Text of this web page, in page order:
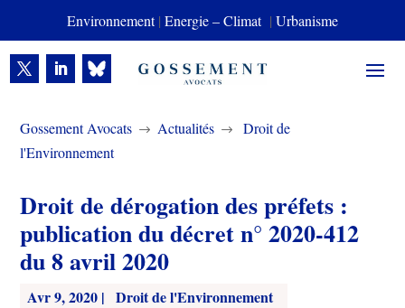
Environnement| Energie – Climat | Urbanisme
Gossement Avocats $ Actualités $
Droit de
l'Environnement
Droit de dérogation des préfets :
publication du décret n° 2020-412
du 8 avril 2020
Avr 9, 2020 | Droit de l'Environnement